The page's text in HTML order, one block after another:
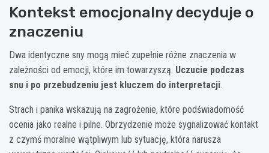
Kontekst emocjonalny decyduje o
znaczeniu
Dwa identyczne sny mogą mieć zupełnie różne znaczenia w
zależności od emocji, które im towarzyszą. Uczucie podczas
snu i po przebudzeniu jest kluczem do interpretacji.
Strach i panika wskazują na zagrożenie, które podświadomość
ocenia jako realne i pilne. Obrzydzenie może sygnalizować kontakt
z czymś moralnie wątpliwym lub sytuację, która narusza